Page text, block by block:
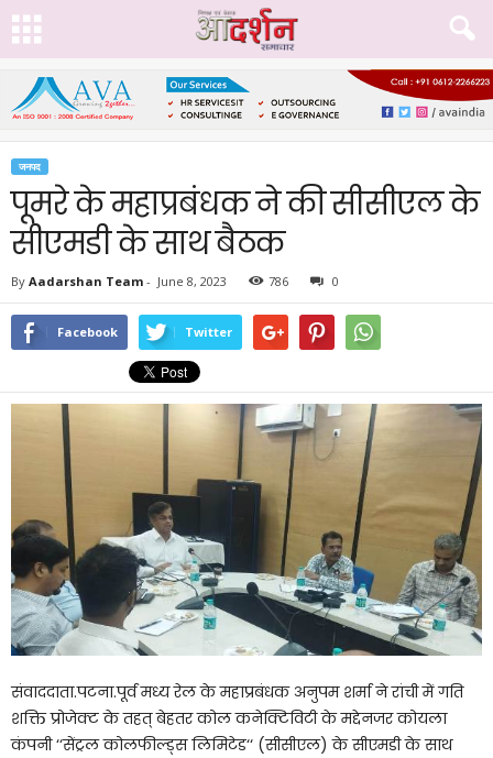
जनपद
पूमरे के महाप्रबंधक ने की सीसीएल के
सीएमडी के साथ बैठक
By Aadarshan Team - June 8, 2023 786 0
Facebook Twitter
संवाददाता.पटना.पूर्व मध्य रेल के महाप्रबंधक अनुपम शर्मा ने रांची में गति
शक्ति प्रोजेक्ट के तहत् बेहतर कोल कनेक्टिविटी के मद्देनजर कोयला
कंपनी ‘‘सेंट्रल कोलफील्ड्स लिमिटेड‘‘ (सीसीएल) के सीएमडी के साथ